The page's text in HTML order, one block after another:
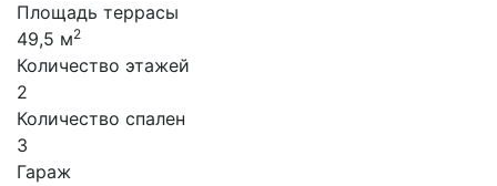
Площадь террасы
49,5 м2
Количество этажей
2
Количество спален
3
Гараж